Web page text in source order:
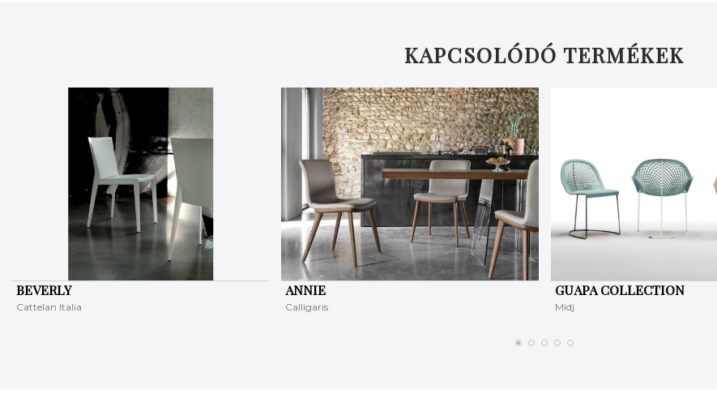
KAPCSOLÓDÓ TERMÉKEK
BEVERLY
Cattelan Italia
ANNIE
Calligaris
GUAPA COLLECTION
Midj